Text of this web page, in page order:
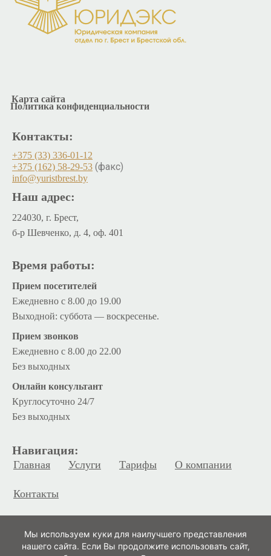
Карта сайта
Политика конфиденциальности
Контакты:
+375 (33) 336-01-12
+375 (162) 58-29-53 (факс)
info@yuristbrest.by
Наш адрес:
224030, г. Брест,
б-р Шевченко, д. 4, оф. 401
Время работы:
Прием посетителей
Ежедневно с 8.00 до 19.00
Выходной: суббота — воскресенье.
Прием звонков
Ежедневно с 8.00 до 22.00
Без выходных
Онлайн консультант
Круглосуточно 24/7
Без выходных
Навигация:
Главная Услуги Тарифы О компании
Контакты
© Отдел по г. Бресту и Брестской области ООО «Юридекс», 2003-
2026
Мы используем куки для наилучшего представления
нашего сайта. Если Вы продолжите использовать сайт,